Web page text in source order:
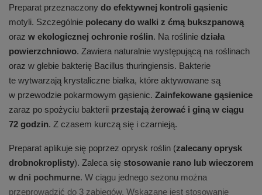
Preparat przeznaczony do efektywnej kontroli gąsienic
motyli. Szczególnie polecany do walki z ćmą bukszpanową
oraz w ekologicznej ochronie roślin. Na roślinie działa
powierzchniowo. Zawiera naturalnie występującą na roślinach
oraz w glebie bakterię Bacillus thuringiensis. Bakterie
te wytwarzają krystaliczne białka, które aktywowane są
w przewodzie pokarmowym gąsienic. Zainfekowane gąsienice
zaraz po spożyciu bakterii przestają żerować i giną w ciągu
72 godzin. Z czasem kurczą się i czarnieją.
Preparat aplikuje się poprzez oprysk roślin (zalecany oprysk
drobnokroplisty). Zaleca się stosowanie rano lub wieczorem
w dni pochmurne. W ciągu jednego sezonu można
przeprowadzić do 3 zabiegów. Wskazane jest stosowanie